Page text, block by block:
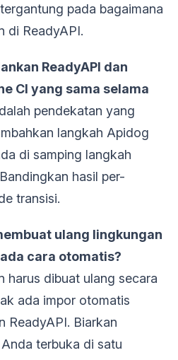
pada bagaimana
di ReadyAPI.
ReadyAPI dan
CI yang sama selama
pendekatan yang
langkah Apidog
di samping langkah
hasil per-
transisi.
ulang lingkungan
cara otomatis?
harus dibuat ulang secara
ada impor otomatis
ReadyAPI. Biarkan
terbuka di satu